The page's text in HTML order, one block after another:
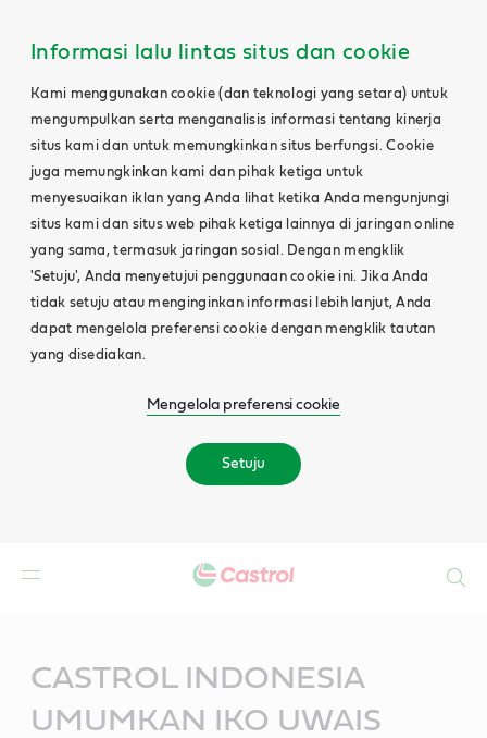
Informasi lalu lintas situs dan cookie
Kami menggunakan cookie (dan teknologi yang setara) untuk
mengumpulkan serta menganalisis informasi tentang kinerja
situs kami dan untuk memungkinkan situs berfungsi. Cookie
juga memungkinkan kami dan pihak ketiga untuk
menyesuaikan iklan yang Anda lihat ketika Anda mengunjungi
situs kami dan situs web pihak ketiga lainnya di jaringan online
yang sama, termasuk jaringan sosial. Dengan mengklik
'Setuju', Anda menyetujui penggunaan cookie ini. Jika Anda
tidak setuju atau menginginkan informasi lebih lanjut, Anda
dapat mengelola preferensi cookie dengan mengklik tautan
yang disediakan.
Mengelola preferensi cookie
Setuju
CASTROL INDONESIA
UMUMKAN IKO UWAIS